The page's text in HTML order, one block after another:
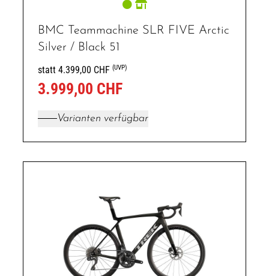
BMC Teammachine SLR FIVE Arctic
Silver / Black 51
statt 4.399,00 CHF(UVP)
3.999,00 CHF
Varianten verfügbar